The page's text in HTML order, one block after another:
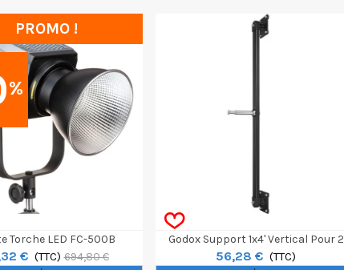
%
PROMO !
Torche LED FC-500B
€ (TTC) 694,80 €
Godox Support 1x4' Vertical Pour 2
Panneaux LED UP150R
56,28 € (TTC)